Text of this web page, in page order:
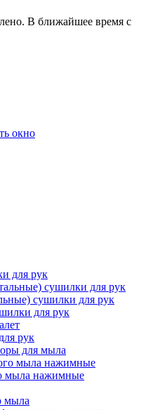
В ближайшее время с
окно
для рук
сушилки для рук
для рук
рук
для мыла
мыла нажимные
мыла